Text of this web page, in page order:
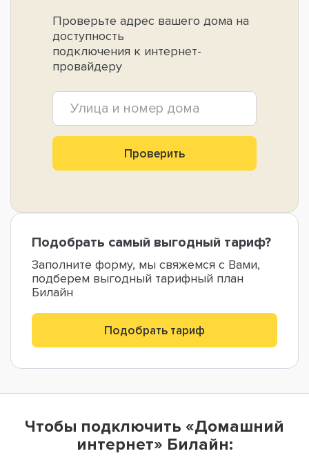
Проверьте адрес вашего дома на
доступность
подключения к интернет-
провайдеру
Проверить
Подобрать самый выгодный тариф?
Заполните форму, мы свяжемся с Вами,
подберем выгодный тарифный план
Билайн
Подобрать тариф
Чтобы подключить «Домашний
интернет» Билайн: